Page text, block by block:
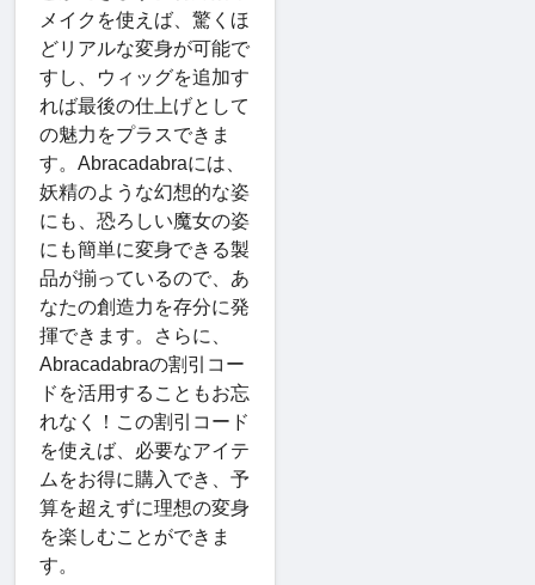
メイクを使えば、驚くほ
どリアルな変身が可能で
すし、ウィッグを追加す
れば最後の仕上げとして
の魅力をプラスできま
す。Abracadabraには、
妖精のような幻想的な姿
にも、恐ろしい魔女の姿
にも簡単に変身できる製
品が揃っているので、あ
なたの創造力を存分に発
揮できます。さらに、
Abracadabraの割引コー
ドを活用することもお忘
れなく！この割引コード
を使えば、必要なアイテ
ムをお得に購入でき、予
算を超えずに理想の変身
を楽しむことができま
す。